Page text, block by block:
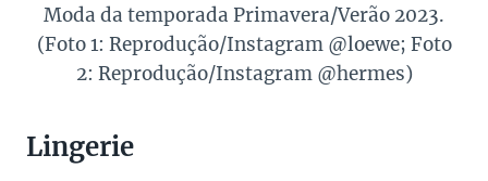
Moda da temporada Primavera/Verão 2023.
(Foto 1: Reprodução/Instagram @loewe; Foto
2: Reprodução/Instagram @hermes)
Lingerie